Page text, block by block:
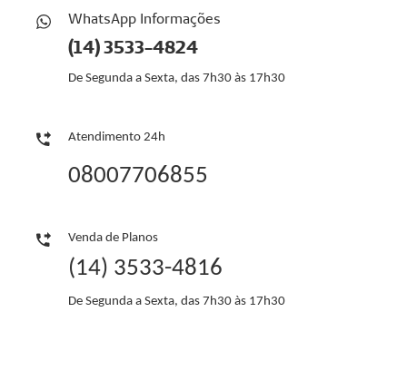
WhatsApp Informações
(14)3533-4824
De Segunda a Sexta, das 7h30 às 17h30
Atendimento 24h
08007706855
Venda de Planos
(14) 3533-4816
De Segunda a Sexta, das 7h30 às 17h30